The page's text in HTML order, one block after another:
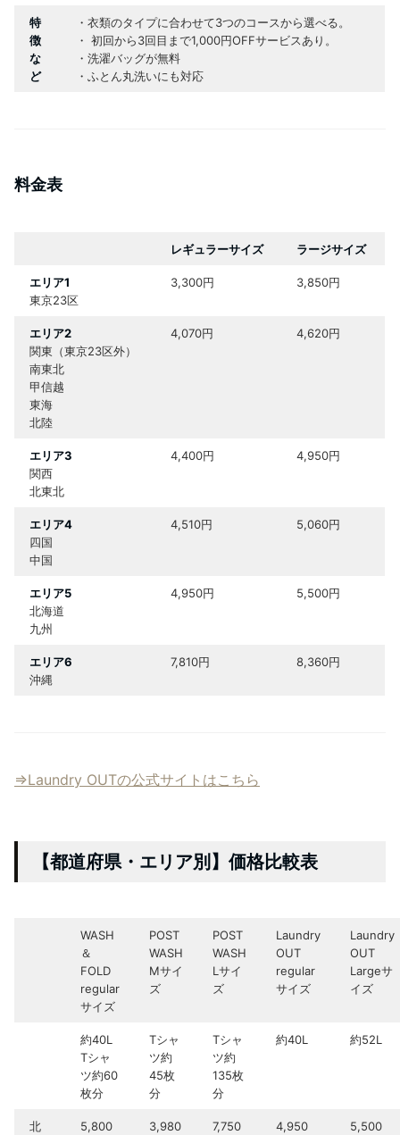
特
徴
な
ど
・衣類のタイプに合わせて3つのコースから選べる。
・ 初回から3回目まで1,000円OFFサービスあり。
・洗濯バッグが無料
・ふとん丸洗いにも対応
料金表
レギュラーサイズ ラージサイズ
エリア1
東京23区
3,300円 3,850円
エリア2
関東（東京23区外）
南東北
甲信越
東海
北陸
4,070円 4,620円
エリア3
関西
北東北
4,400円 4,950円
エリア4
四国
中国
4,510円 5,060円
エリア5
北海道
九州
4,950円 5,500円
エリア6
沖縄
7,810円 8,360円
⇒Laundry OUTの公式サイトはこちら
【都道府県・エリア別】価格比較表
WASH
＆
FOLD
regular
サイズ
POST
WASH
Mサイ
ズ
POST
WASH
Lサイ
ズ
Laundry
OUT
regular
サイズ
Laundry
OUT
Largeサ
イズ
約40L
Tシャ
ツ約60
枚分
Tシャ
ツ約
45枚
分
Tシャ
ツ約
135枚
分
約40L 約52L
北
5,800 3,980 7,750 4,950 5,500